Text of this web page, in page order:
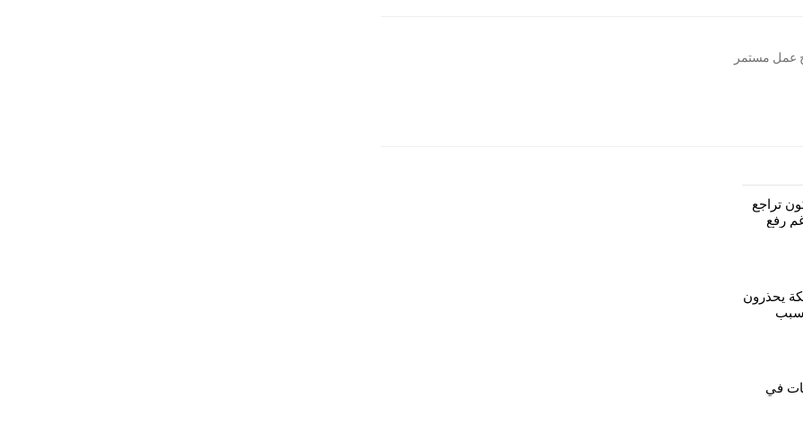
عمل مستمر
تراجع
رفع
يحذرون
العملة
في